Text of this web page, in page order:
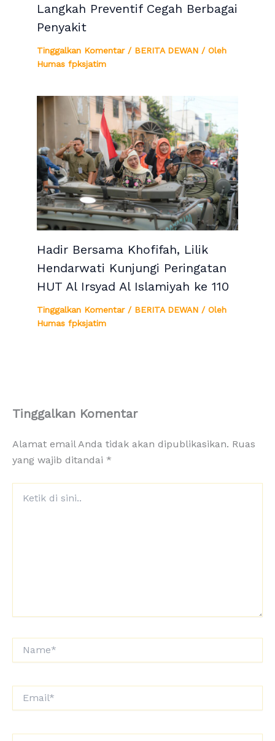
Langkah Preventif Cegah Berbagai
Penyakit
Tinggalkan Komentar / BERITA DEWAN / Oleh
Humas fpksjatim
Hadir Bersama Khofifah, Lilik
Hendarwati Kunjungi Peringatan
HUT Al Irsyad Al Islamiyah ke 110
Tinggalkan Komentar / BERITA DEWAN / Oleh
Humas fpksjatim
Tinggalkan Komentar
Alamat email Anda tidak akan dipublikasikan. Ruas
yang wajib ditandai *